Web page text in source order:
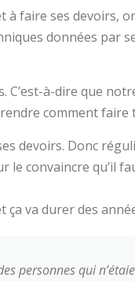
faire ses devoirs,
données par
C’est-à-dire que
comment faire
devoirs. Donc
convaincre qu’il
ça va durer des
personnes qui